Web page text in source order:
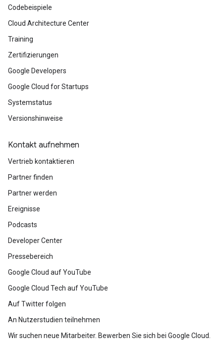
Codebeispiele
Cloud Architecture Center
Training
Zertifizierungen
Google Developers
Google Cloud for Startups
Systemstatus
Versionshinweise
Kontakt aufnehmen
Vertrieb kontaktieren
Partner finden
Partner werden
Ereignisse
Podcasts
Developer Center
Pressebereich
Google Cloud auf YouTube
Google Cloud Tech auf YouTube
Auf Twitter folgen
An Nutzerstudien teilnehmen
Wir suchen neue Mitarbeiter. Bewerben Sie sich bei Google Cloud.